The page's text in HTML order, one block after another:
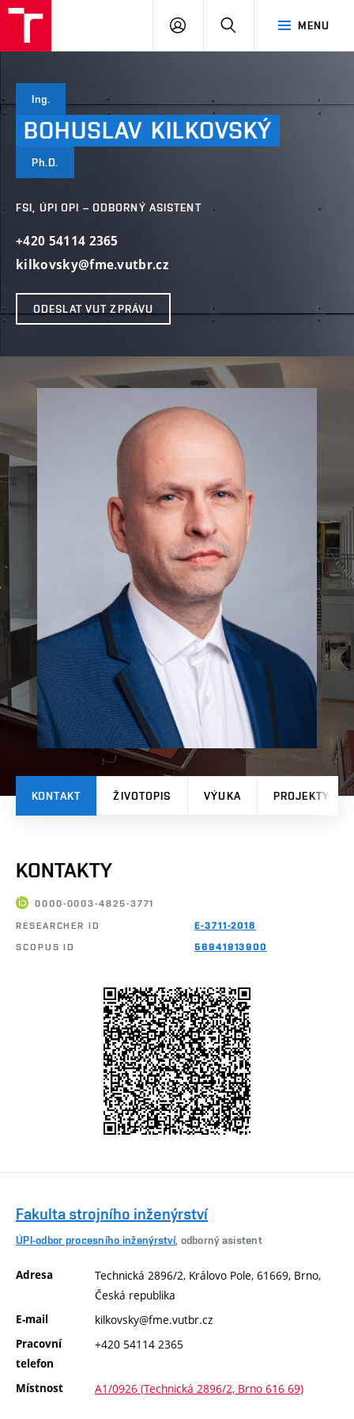
MENU
PŘIHLÁSIT
Ing.
BOHUSLAV KILKOVSKÝ
Ph.D.
FSI, ÚPI OPI – ODBORNÝ ASISTENT
+420 54114 2365
kilkovsky@fme.vutbr.cz
ODESLAT VUT ZPRÁVU
KONTAKT ŽIVOTOPIS VÝUKA PROJEKTY
KONTAKTY
0000-0003-4825-3771
RESEARCHER ID
E-3711-2018
SCOPUS ID
56941913900
Fakulta strojního inženýrství
ÚPI-odbor procesního inženýrství, odborný asistent
Adresa
Technická 2896/2, Královo Pole, 61669, Brno,
Česká republika
E-mail kilkovsky@fme.vutbr.cz
Pracovní
telefon
+420 54114 2365
Místnost A1/0926 (Technická 2896/2, Brno 616 69)